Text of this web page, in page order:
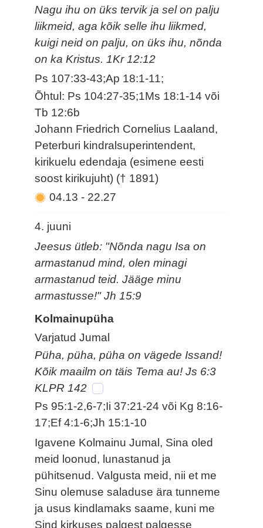
Nagu ihu on üks tervik ja sel on palju
liikmeid, aga kõik selle ihu liikmed,
kuigi neid on palju, on üks ihu, nõnda
on ka Kristus. 1Kr 12:12
Ps 107:33-43;Ap 18:1-11;
Õhtul: Ps 104:27-35;1Ms 18:1-14 või
Tb 12:6b
Johann Friedrich Cornelius Laaland,
Peterburi kindralsuperintendent,
kirikuelu edendaja (esimene eesti
soost kirikujuht) († 1891)
04.13- 22.27
4. juuni
Jeesus ütleb: "Nõnda nagu Isa on
armastanud mind, olen minagi
armastanud teid. Jääge minu
armastusse!" Jh 15:9
Kolmainupüha
Varjatud Jumal
Püha, püha, püha on vägede Issand!
Kõik maailm on täis Tema au! Js 6:3
KLPR 142
Ps 95:1-2,6-7;Ii 37:21-24 või Kg 8:16-
17;Ef 4:1-6;Jh 15:1-10
Igavene Kolmainu Jumal, Sina oled
meid loonud, lunastanud ja
pühitsenud. Valgusta meid, nii et me
Sinu olemuse saladuse ära tunneme
ja usus kindlamaks saame, kuni me
Sind kirkuses palgest palgesse